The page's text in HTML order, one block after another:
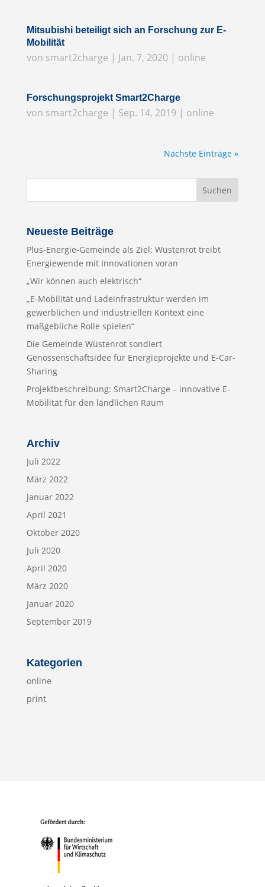
Mitsubishi beteiligt sich an Forschung zur E-
Mobilität
von smart2charge | Jan. 7, 2020| online
Forschungsprojekt Smart2Charge
von smart2charge | Sep. 14, 2019 | online
Nächste Einträge »
Neueste Beiträge
Plus-Energie-Gemeinde als Ziel: Wüstenrot treibt
Energiewende mit Innovationen voran
„Wir können auch elektrisch“
„E-Mobilität und Ladeinfrastruktur werden im
gewerblichen und industriellen Kontext eine
maßgebliche Rolle spielen“
Die Gemeinde Wüstenrot sondiert
Genossenschaftsidee für Energieprojekte und E-Car-
Sharing
Projektbeschreibung: Smart2Charge – innovative E-
Mobilität für den ländlichen Raum
Archiv
Juli 2022
März 2022
Januar 2022
April 2021
Oktober 2020
Juli 2020
April 2020
März 2020
Januar 2020
September 2019
Kategorien
online
print